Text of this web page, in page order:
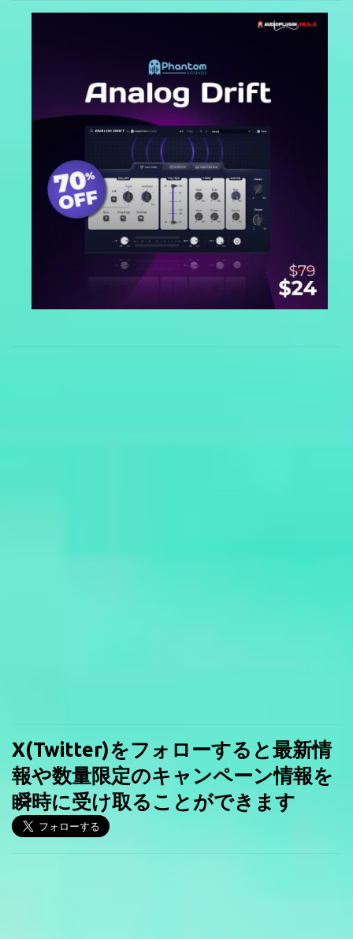
X(Twitter)をフォローすると最新情
報や数量限定のキャンペーン情報を
瞬時に受け取ることができます